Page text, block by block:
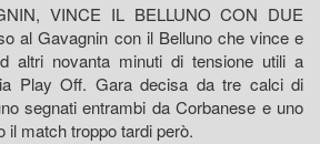
VINCE IL BELLUNO CON DUE
al Gavagnin con il Belluno che vince e
altri novanta minuti di tensione utili a
Play Off. Gara decisa da tre calci di
segnati entrambi da Corbanese e uno
il match troppo tardi però.